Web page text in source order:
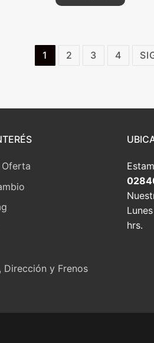
1 2 3 4
Dirección y Frenos
hrs.